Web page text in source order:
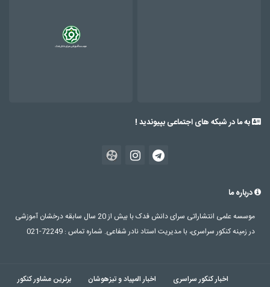
به ما در شبکه های اجتماعی بپیوندید !
درباره ما
موسسه علمی انتشاراتی سرای دانش فدک با بیش از 20 سال سابقه درخشان آموزشی
در زمینه کنکور سراسری، با مدیریت استاد نادر شفاعی. شماره تماس : 72249-021
اخبار کنکور سراسری اخبار المپیاد و تیزهوشان
برترین مشاور کنکور